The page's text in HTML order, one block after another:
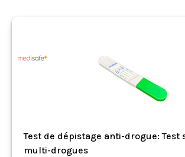
Test de dépistage anti-drogue: Test
multi-drogues